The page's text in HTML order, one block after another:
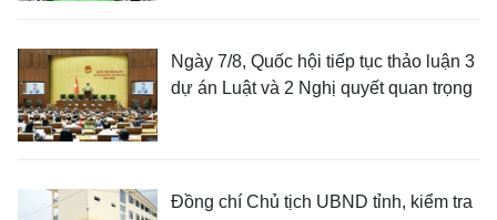
Ngày 7/8, Quốc hội tiếp tục thảo luận 3
dự án Luật và 2 Nghị quyết quan trọng
Đồng chí Chủ tịch UBND tỉnh, kiểm tra